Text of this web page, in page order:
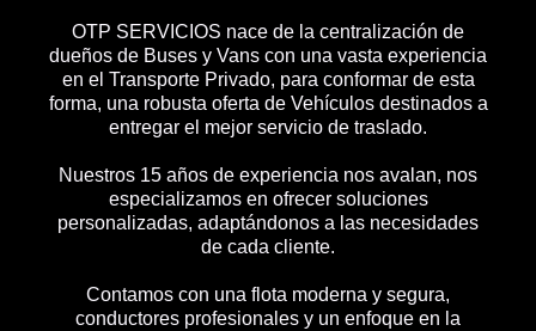
OTP SERVICIOS nace de la centralización de
dueños de Buses y Vans con una vasta experiencia
en el Transporte Privado, para conformar de esta
forma, una robusta oferta de Vehículos destinados a
entregar el mejor servicio de traslado.
Nuestros 15 años de experiencia nos avalan, nos
especializamos en ofrecer soluciones
personalizadas, adaptándonos a las necesidades
de cada cliente.
Contamos con una flota moderna y segura,
conductores profesionales y un enfoque en la